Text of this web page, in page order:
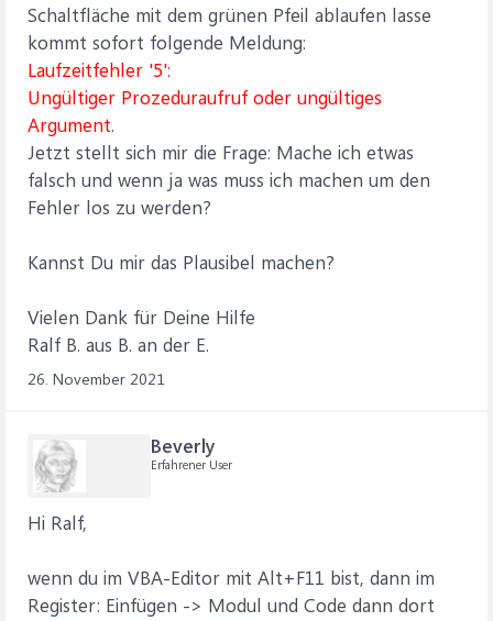
Schaltfläche mit dem grünen Pfeil ablaufen lasse
kommt sofort folgende Meldung:
Laufzeitfehler '5':
Ungültiger Prozeduraufruf oder ungültiges
Argument.
Jetzt stellt sich mir die Frage: Mache ich etwas
falsch und wenn ja was muss ich machen um den
Fehler los zu werden?
Kannst Du mir das Plausibel machen?
Vielen Dank für Deine Hilfe
Ralf B. aus B. an der E.
26. November 2021
Beverly
Erfahrener User
Hi Ralf,
wenn du im VBA-Editor mit Alt+F11 bist, dann im
Register: Einfügen -> Modul und Code dann dort